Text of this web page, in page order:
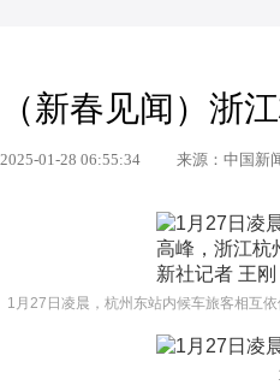
（新春见闻）浙
2025-01-28 06:55:34 来源：中国新
1月27日凌晨，杭州东站内候车旅客相互